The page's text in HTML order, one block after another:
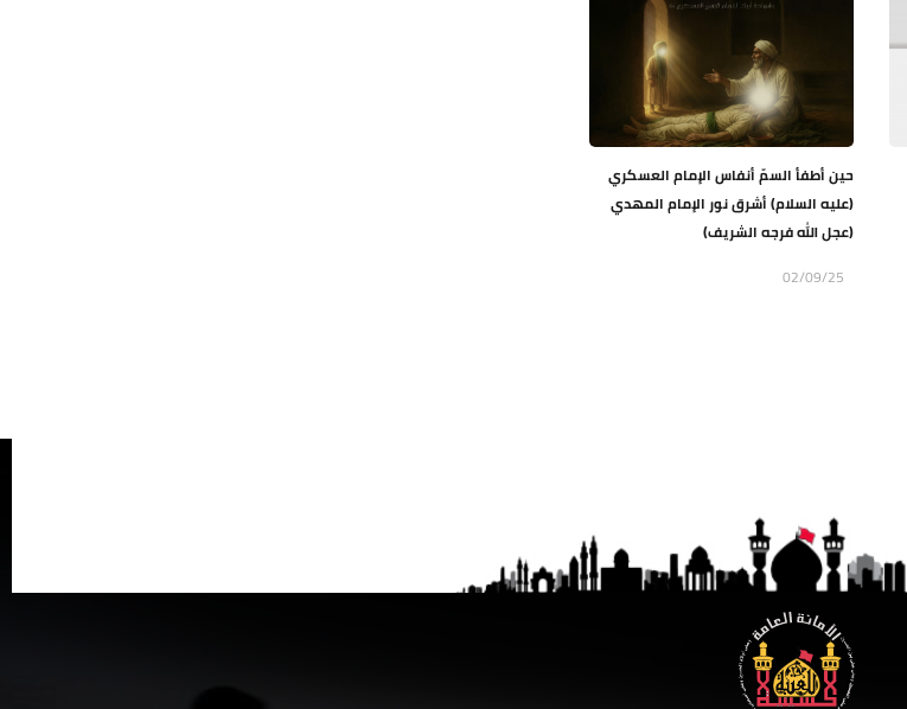
حين أطفأ السمّ أنفاس الإمام العسكري
(عليه السلام) أشرق نور الإمام المهدي
(عجل الله فرجه الشريف)
02/09/25